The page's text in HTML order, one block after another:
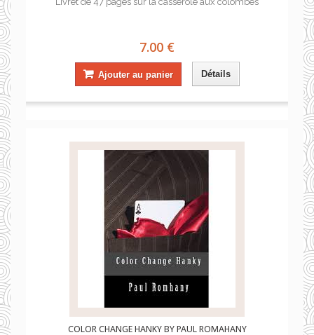
7.00 €
Ajouter au panier Détails
COLOR CHANGE HANKY BY PAUL ROMAHANY